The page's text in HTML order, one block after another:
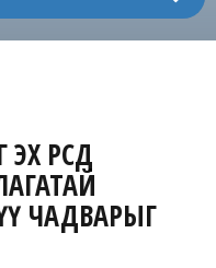
ЧАДВАРЫГ